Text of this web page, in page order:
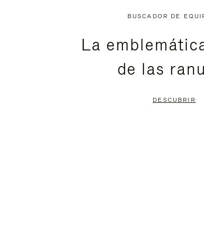
PAUSADO,
ESTÁ
DESACTIVADO:
BUSCADOR DE
La
de las
DESCUBRIR